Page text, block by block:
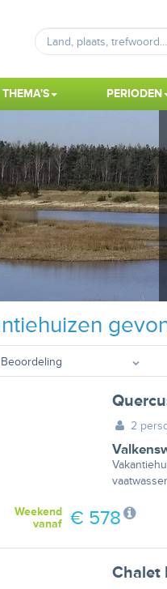
THEMA'S PERIODEN
2
Weekend
vanaf
€ 578
Chalet